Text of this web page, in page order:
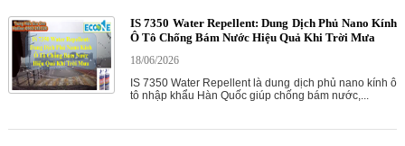
IS 7350 Water Repellent: Dung Dịch Phủ Nano Kính
Ô Tô Chống Bám Nước Hiệu Quả Khi Trời Mưa
18/06/2026
IS 7350 Water Repellent là dung dịch phủ nano kính ô
tô nhập khẩu Hàn Quốc giúp chống bám nước,...